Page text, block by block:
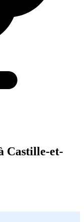
Castille-et-